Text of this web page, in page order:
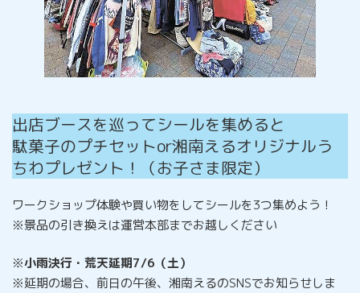
出店ブースを巡ってシールを集めると
駄菓子のプチセットor湘南えるオリジナルう
ちわプレゼント！（お子さま限定）
ワークショップ体験や買い物をしてシールを3つ集めよう！
※景品の引き換えは運営本部までお越しください
※小雨決行・荒天延期7/6（土）
※延期の場合、前日の午後、湘南えるのSNSでお知らせしま